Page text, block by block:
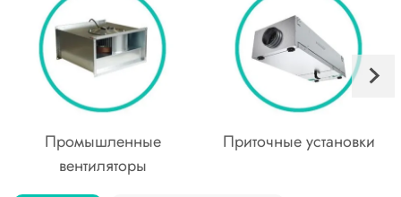
Промышленные
вентиляторы
Приточные установки